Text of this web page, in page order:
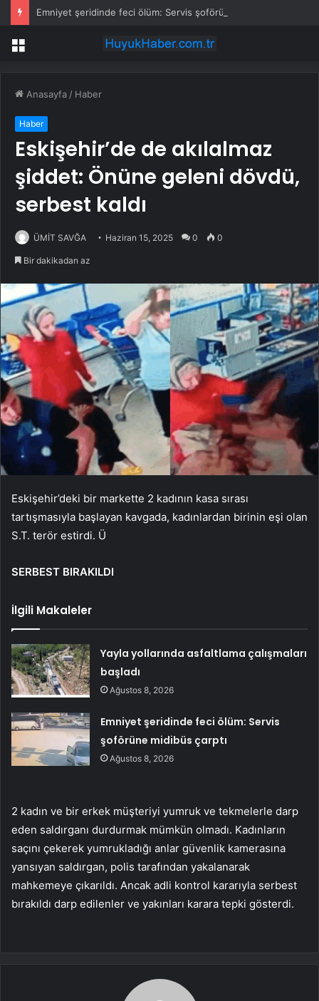
Menü
Anasayfa / Haber
Haber
Eskişehir’de de akılalmaz
şiddet: Önüne geleni dövdü,
serbest kaldı
ÜMİT SAVĞA Haziran 15, 2025 0 0
Bir dakikadan az
Eskişehir’deki bir markette 2 kadının kasa sırası
tartışmasıyla başlayan kavgada, kadınlardan birinin eşi olan
S.T. terör estirdi. Ü
SERBEST BIRAKILDI
İlgili Makaleler
Yayla yollarında asfaltlama çalışmaları
başladı
Ağustos 8, 2026
Emniyet şeridinde feci ölüm: Servis
şoförüne midibüs çarptı
Ağustos 8, 2026
2 kadın ve bir erkek müşteriyi yumruk ve tekmelerle darp
eden saldırganı durdurmak mümkün olmadı. Kadınların
saçını çekerek yumrukladığı anlar güvenlik kamerasına
yansıyan saldırgan, polis tarafından yakalanarak
mahkemeye çıkarıldı. Ancak adli kontrol kararıyla serbest
bırakıldı darp edilenler ve yakınları karara tepki gösterdi.